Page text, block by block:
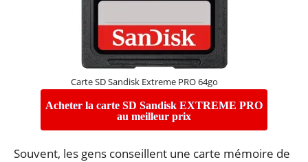
Carte SD Sandisk Extreme PRO 64go
Acheter la carte SD Sandisk EXTREME PRO
au meilleur prix
Souvent, les gens conseillent une carte mémoire de